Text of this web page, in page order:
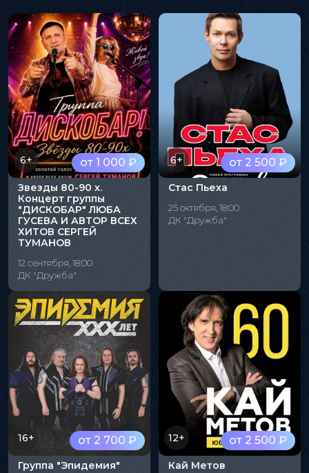
от 1 000 ₽
6+
Звезды 80-90 х.
Концерт группы
"ДИСКОБАР" ЛЮБА
ГУСЕВА И АВТОР ВСЕХ
ХИТОВ СЕРГЕЙ
ТУМАНОВ
12 сентября, 18:00
ДК "Дружба"
от 2 500 ₽
6+
Стас Пьеха
25 октября, 18:00
ДК "Дружба"
от 2 700 ₽
16+
Группа "Эпидемия"
от 2 500 ₽
12+
Кай Метов